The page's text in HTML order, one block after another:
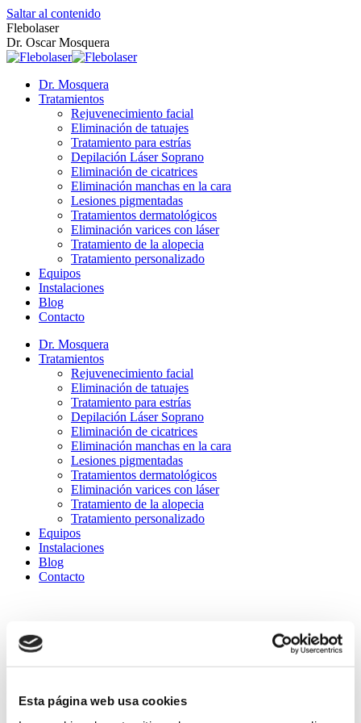
Esta página web usa cookies
Saltar al contenido
Flebolaser
Dr. Oscar Mosquera
Dr. Mosquera
Tratamientos
Rejuvenecimiento facial
Eliminación de tatuajes
Tratamiento para estrías
Depilación Láser Soprano
Eliminación de cicatrices
Eliminación manchas en la cara
Lesiones pigmentadas
Tratamientos dermatológicos
Eliminación varices con láser
Tratamiento de la alopecia
Tratamiento personalizado
Equipos
Instalaciones
Blog
Contacto
Dr. Mosquera
Tratamientos
Rejuvenecimiento facial
Eliminación de tatuajes
Tratamiento para estrías
Depilación Láser Soprano
Eliminación de cicatrices
Eliminación manchas en la cara
Lesiones pigmentadas
Tratamientos dermatológicos
Eliminación varices con láser
Tratamiento de la alopecia
Tratamiento personalizado
Equipos
Instalaciones
Blog
Contacto
EQUIPO BI-ONE DE BIODERMOGÉNESIS
Métodoespecífico , no invasivopara tratar las estrías (de abdomen,
muslos, senos, glúteos e incluso en brazos y espalda) de forma